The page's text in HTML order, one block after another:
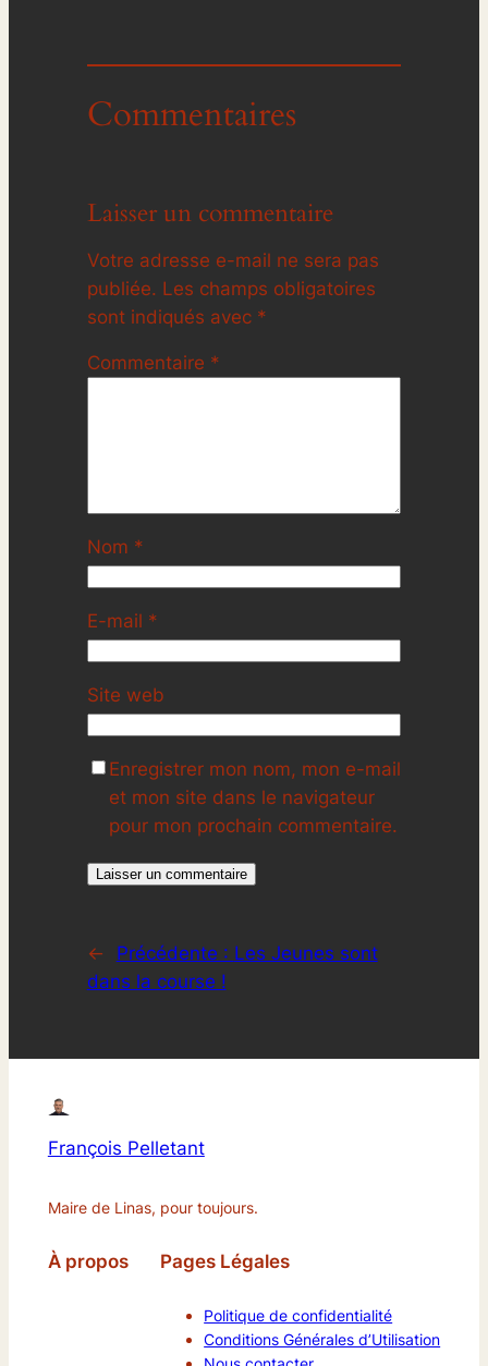
Commentaires
Laisser un commentaire
Votre adresse e-mail ne sera pas
publiée. Les champs obligatoires
sont indiqués avec *
Commentaire *
Nom *
E-mail *
Site web
Enregistrer mon nom, mon e-mail
et mon site dans le navigateur
pour mon prochain commentaire.
← Précédente : Les Jeunes sont
dans la course !
François Pelletant
Maire de Linas, pour toujours.
À propos Pages Légales
Politique de confidentialité
Conditions Générales d’Utilisation